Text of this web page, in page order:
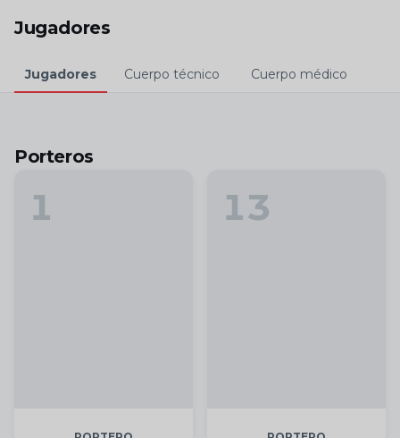
Jugadores
Jugadores Cuerpo técnico Cuerpo médico
Porteros
1 13